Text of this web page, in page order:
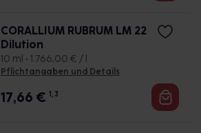
CORALLIUM RUBRUM LM 22
Dilution
10 ml • 1.766,00 € / l
Pflichtangaben und Details
17,66 € 1, 3